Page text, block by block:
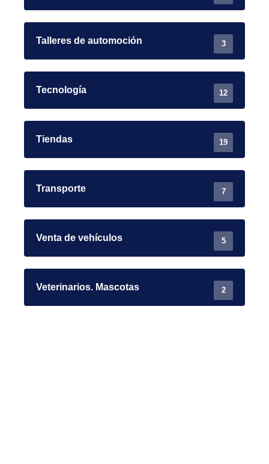
Talleres de automoción 3
Tecnología 12
Tiendas 19
Transporte 7
Venta de vehículos 5
Veterinarios. Mascotas 2